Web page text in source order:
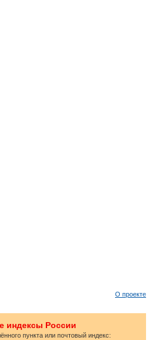
О проекте
индексы России
пункта или почтовый индекс: